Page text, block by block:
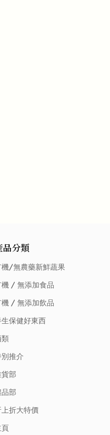
品分類
/無農藥新鮮蔬果
/ 無添加食品
/ 無添加飲品
保健好東西
推介
部
部
折大特價